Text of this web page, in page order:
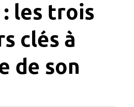
les trois
clés à
de son